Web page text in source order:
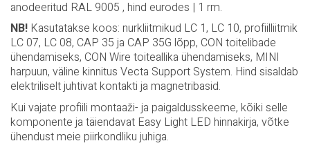
Mõõtmed-70×100 mm, pikkus laos 2,5 - 5 m, mustaks
anodeeritud RAL 9005 , hind eurodes | 1 rm.
NB!Kasutatakse koos: nurkliitmikud LC 1, LC 10, profiilliitmik
LC 07, LC 08, CAP 35 ja CAP 35G lõpp, CON toitelibade
ühendamiseks, CON Wire toiteallika ühendamiseks, MINI
harpuun, väline kinnitus Vecta Support System. Hind sisaldab
elektriliselt juhtivat kontakti ja magnetribasid.
Kui vajate profiili montaaži- ja paigaldusskeeme, kõiki selle
komponente ja täiendavat Easy Light LED hinnakirja, võtke